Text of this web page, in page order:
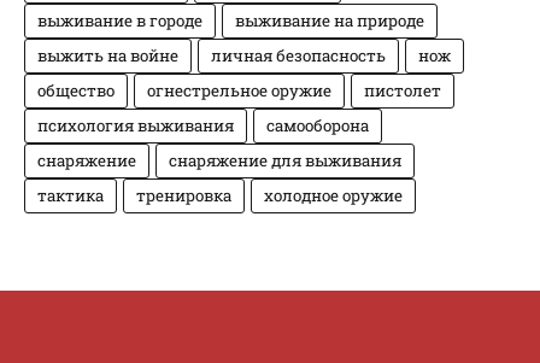
выживание в городе
выживание на природе
выжить на войне
личная безопасность
нож
общество
огнестрельное оружие
пистолет
психология выживания
самооборона
снаряжение
снаряжение для выживания
тактика
тренировка холодное оружие